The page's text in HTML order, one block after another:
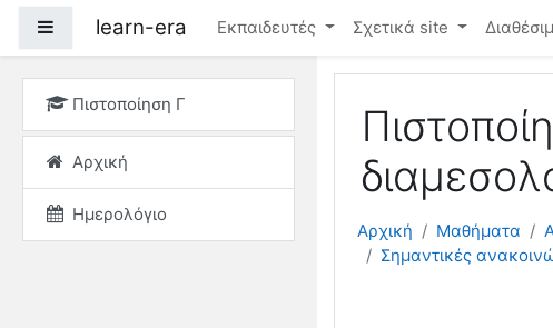
Πλευρικός πίνακας
learn-era Εκπαιδευτές Σχετικά site
Πιστοποίηση Γ
Αρχική
Ημερολόγιο
Αρχική Μαθήματα
Σημαντικές